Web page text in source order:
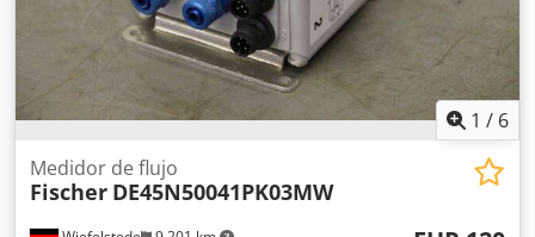
1 / 6
Medidor de flujo
Fischer DE45N50041PK03MW